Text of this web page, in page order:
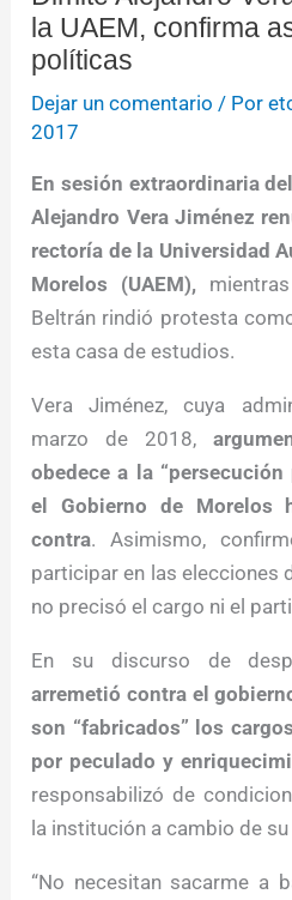
la UAEM, confirma
políticas
Dejar un comentario / Por
2017
En sesión extraordinaria
Alejandro Vera Jiménez
rectoría de la Universidad
Morelos (UAEM),mientras
Beltrán rindió protesta
esta casa de estudios.
Vera Jiménez, cuya
marzo de 2018,
obedece a la
el Gobierno de Morelos
contra. Asimismo,
participar en las elecciones
no precisó el cargo ni el
En su discurso de
arremetió contra el
son “fabricados” los
por peculado y
responsabilizó de
la institución a cambio de
“No necesitan sacarme a